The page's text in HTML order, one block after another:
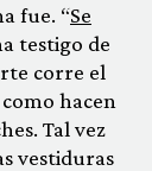
fue. “Se
testigo de
corre el
hacen
Tal vez
vestiduras